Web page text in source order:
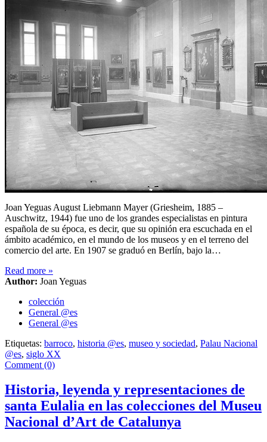
Joan Yeguas August Liebmann Mayer (Griesheim, 1885 –
Auschwitz, 1944) fue uno de los grandes especialistas en pintura
española de su época, es decir, que su opinión era escuchada en el
ámbito académico, en el mundo de los museos y en el terreno del
comercio del arte. En 1907 se graduó en Berlín, bajo la…
Read more »
Author: Joan Yeguas
colección
General @es
General @es
Etiquetas: barroco, historia @es, museo y sociedad, Palau Nacional
@es, siglo XX
Comment (0)
Historia, leyenda y representaciones de
santa Eulalia en las colecciones del Museu
Nacional d’Art de Catalunya